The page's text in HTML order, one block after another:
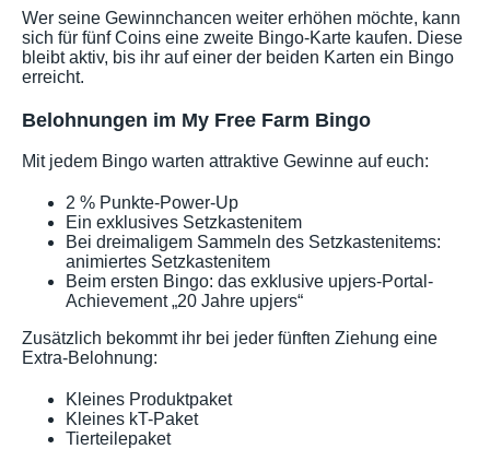
Wer seine Gewinnchancen weiter erhöhen möchte, kann
sich für fünf Coins eine zweite Bingo-Karte kaufen. Diese
bleibt aktiv, bis ihr auf einer der beiden Karten ein Bingo
erreicht.
Belohnungen im My Free Farm Bingo
Mit jedem Bingo warten attraktive Gewinne auf euch:
2 % Punkte-Power-Up
Ein exklusives Setzkastenitem
Bei dreimaligem Sammeln des Setzkastenitems:
animiertes Setzkastenitem
Beim ersten Bingo: das exklusive upjers-Portal-
Achievement „20 Jahre upjers“
Zusätzlich bekommt ihr bei jeder fünften Ziehung eine
Extra-Belohnung:
Kleines Produktpaket
Kleines kT-Paket
Tierteilepaket